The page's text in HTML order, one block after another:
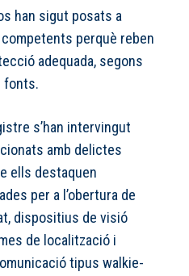
han sigut posats a
perquè reben
adequada, segons
fonts.
s’han intervingut
amb delictes
ells destaquen
per a l’obertura de
dispositius de visió
de localització i
tipus walkie-